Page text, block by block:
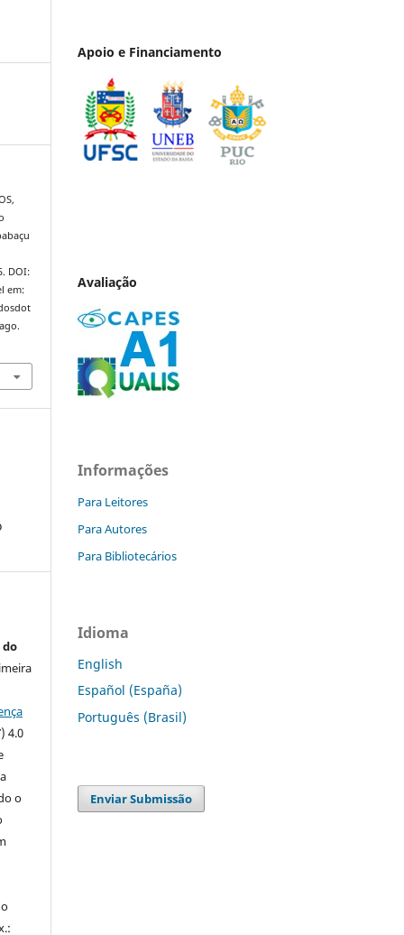
DOI:
em:
do
4.0
o
Apoio e Financiamento
Avaliação
Informações
Para Leitores
Para Autores
Para Bibliotecários
Idioma
English
Español (España)
Português (Brasil)
Enviar Submissão